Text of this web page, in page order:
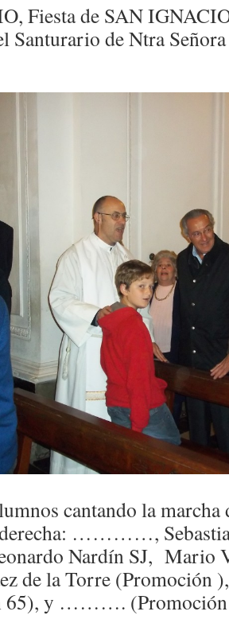
Fiesta de SAN
Santurario de Ntra
cantando la marcha
…………,
Nardín SJ, Mario
la Torre (Promoción
65), y ……….